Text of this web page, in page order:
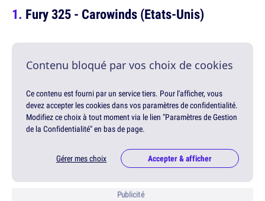
Fury 325 - Carowinds (Etats-Unis)
Contenu bloqué par vos choix de cookies
Ce contenu est fourni par un service tiers. Pour l'afficher, vous
devez accepter les cookies dans vos paramètres de confidentialité.
Modifiez ce choix à tout moment via le lien "Paramètres de Gestion
de la Confidentialité" en bas de page.
Gérer mes choix Accepter & afficher
Publicité